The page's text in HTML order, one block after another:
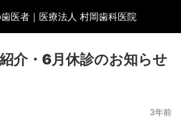
医者｜医療法人 村岡歯科医院
介・6月休診のお知らせ
3年前